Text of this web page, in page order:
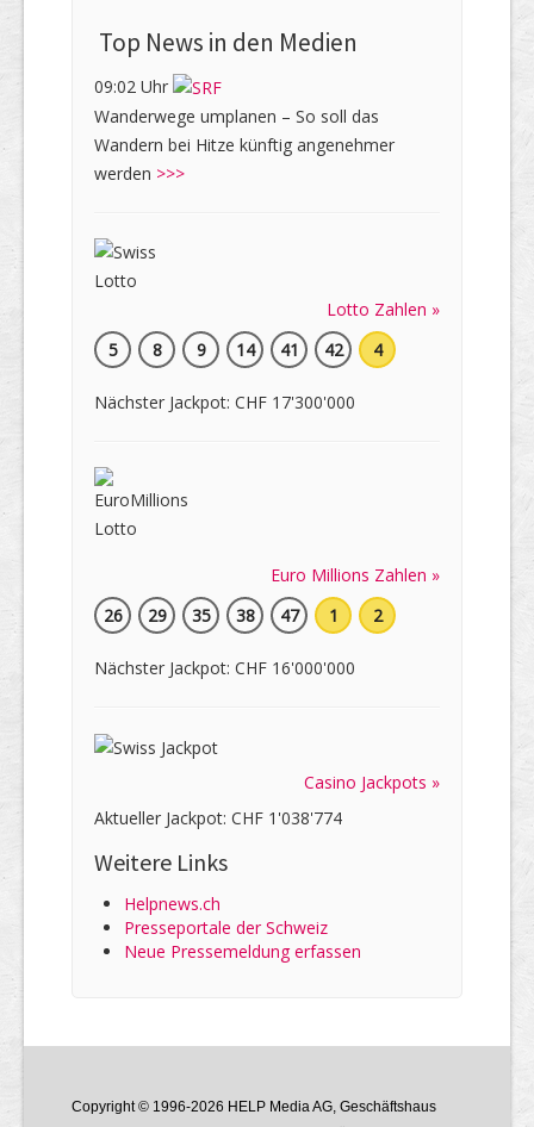
Top News in den Medien
09:02 Uhr
Wanderwege umplanen – So soll das
Wandern bei Hitze künftig angenehmer
werden >>>
Lotto Zahlen »
5
8 9 14 41 42 4
Nächster Jackpot: CHF 17'300'000
Euro Millions Zahlen »
26
29 35 38 47 1 2
Nächster Jackpot: CHF 16'000'000
Casino Jackpots »
Aktueller Jackpot: CHF 1'038'774
Weitere Links
Helpnews.ch
Presseportale der Schweiz
Neue Pressemeldung erfassen
Copyright © 1996-2026 HELP Media AG, Geschäftshaus